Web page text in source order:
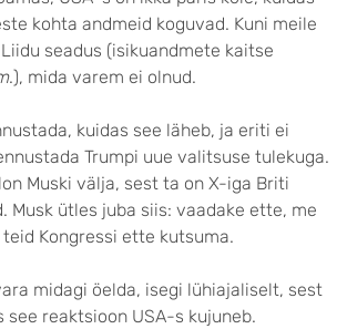
kohta andmeid koguvad. Kuni meile
seadus (isikuandmete kaitse
.), mida varem ei olnud.
kuidas see läheb, ja eriti ei
Trumpi uue valitsuse tulekuga.
Muski välja, sest ta on X-iga Briti
Musk ütles juba siis: vaadake ette, me
Kongressi ette kutsuma.
midagi öelda, isegi lühiajaliselt, sest
see reaktsioon USA-s kujuneb.